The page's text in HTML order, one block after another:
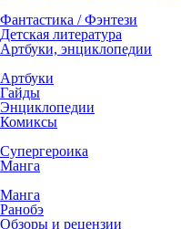
Фантастика / Фэнтези
Детская литература
Артбуки, энциклопедии
Артбуки
Гайды
Энциклопедии
Комиксы
Супергероика
Манга
Манга
Ранобэ
Обзоры и рецензии